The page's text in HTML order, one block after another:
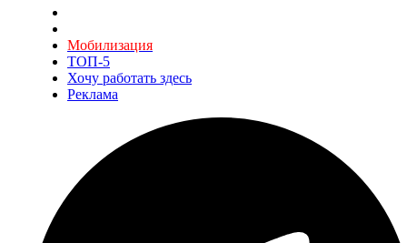
Мобилизация
ТОП-5
Хочу работать здесь
Реклама